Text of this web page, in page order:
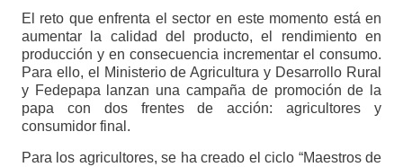
El reto que enfrenta el sector en este momento está en
aumentar la calidad del producto, el rendimiento en
producción y en consecuencia incrementar el consumo.
Para ello, el Ministerio de Agricultura y Desarrollo Rural
y Fedepapa lanzan una campaña de promoción de la
papa con dos frentes de acción: agricultores y
consumidor final.
Para los agricultores, se ha creado el ciclo “Maestros de